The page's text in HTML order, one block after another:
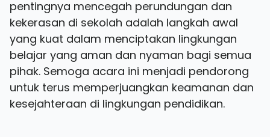
pentingnya mencegah perundungan dan
kekerasan di sekolah adalah langkah awal
yang kuat dalam menciptakan lingkungan
belajar yang aman dan nyaman bagi semua
pihak. Semoga acara ini menjadi pendorong
untuk terus memperjuangkan keamanan dan
kesejahteraan di lingkungan pendidikan.